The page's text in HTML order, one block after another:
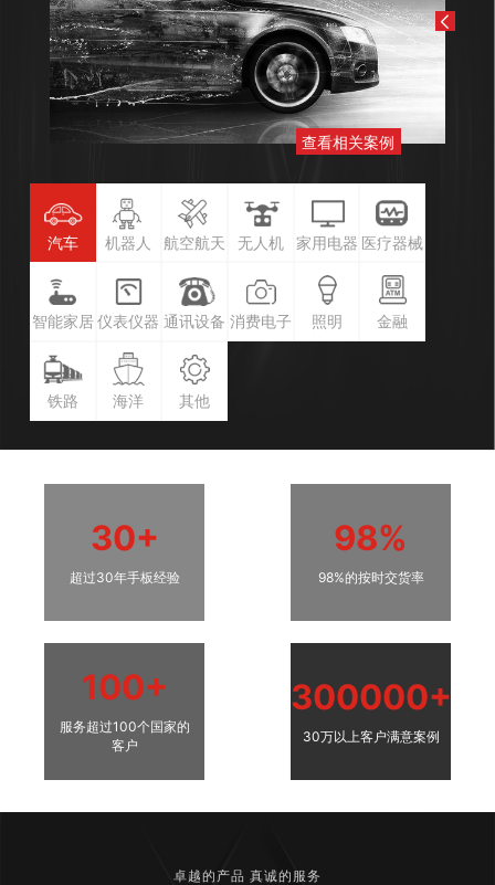
查看相关案例
汽车 机器人 航空航天 无人机 家用电器 医疗器械
智能家居 仪表仪器 通讯设备 消费电子 照明 金融
铁路 海洋 其他
30+
超过30年手板经验
98%
98%的按时交货率
100+
服务超过100个国家的
客户
300000+
30万以上客户满意案例
卓越的产品 真诚的服务